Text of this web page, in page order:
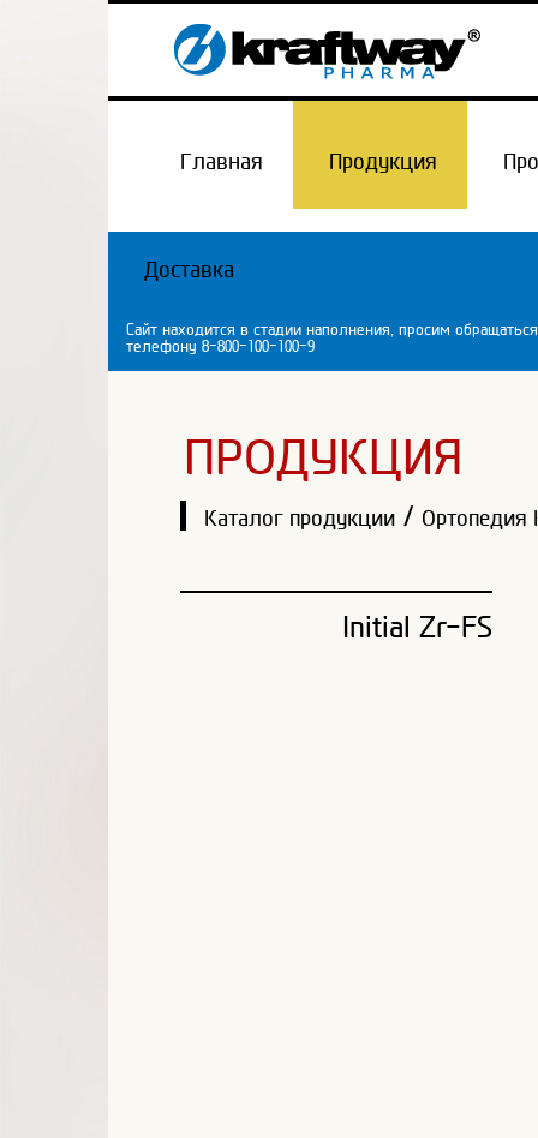
Главная Продукция
Доставка
Сайт находится в стадии наполнения, просим
телефону 8-800-100-100-9
ПРОДУКЦИЯ
Каталог продукции / Ортопедия
Initial Zr-FS